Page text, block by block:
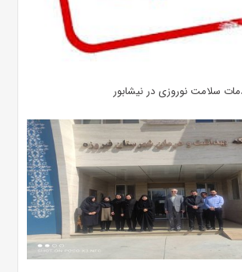
سلامت نوروزی در نیشابور